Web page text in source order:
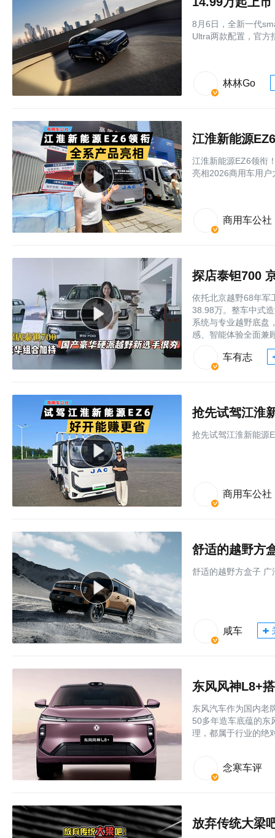
8月6日，全新一代
Ultra两款配置，官方
林林Go
江淮新能源
江淮新能源EZ6领衔
亮相2026商用车用户
商用车公社
探店泰钽700
依托北京越野68年军
38.98万。整车中式
系统与专业越野底盘
感、智能体验全面兼
车有志
抢先试驾江淮
抢先试驾江淮新能源
商用车公社
舒适的越野方
舒适的越野方盒子
咸车
东风汽车作为国内老
50多年造车底蕴的东
理，都属于行业的绝
念寒车评